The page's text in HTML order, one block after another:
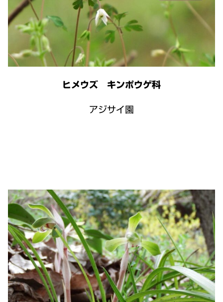
ヒメウズ キンポウゲ科
アジサイ園